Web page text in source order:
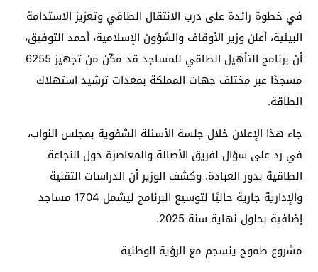
في خطوة رائدة على درب الانتقال الطاقي وتعزيز الاستدامة
البيئية، أعلن وزير الأوقاف والشؤون الإسلامية، أحمد التوفيق،
أن برنامج التأهيل الطاقي للمساجد قد مكّن من تجهيز 6255
مسجدًا عبر مختلف جهات المملكة بمعدات ترشيد استهلاك
الطاقة.
جاء هذا الإعلان خلال جلسة الأسئلة الشفوية بمجلس النواب،
في رد على سؤال لفريق الأصالة والمعاصرة حول النجاعة
الطاقية بدور العبادة. وكشف الوزير أن الدراسات التقنية
والإدارية جارية حاليًا لتوسيع البرنامج ليشمل 1704 مساجد
إضافية بحلول نهاية سنة 2025.
مشروع طموح ينسجم مع الرؤية الوطنية